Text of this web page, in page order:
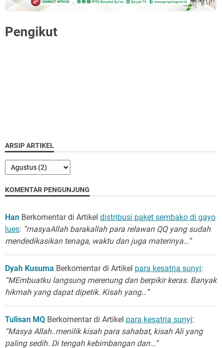
Pengikut
ARSIP ARTIKEL
KOMENTAR PENGUNJUNG
Han Berkomentar di Artikel distribusi paket sembako di gayo
lues: “masyaAllah barakallah para relawan QQ yang sudah
mendedikasikan tenaga, waktu dan juga materinya…”
Dyah Kusuma Berkomentar di Artikel para kesatria sunyi:
“MEmbuatku langsung merenung dan berpikir keras. Banyak
hikmah yang dapat dipetik. Kisah yang…”
Tulisan MQ Berkomentar di Artikel para kesatria sunyi:
“Masya Allah..menilik kisah para sahabat, kisah Ali yang
paling sedih. Di tengah kebimbangan dan…”